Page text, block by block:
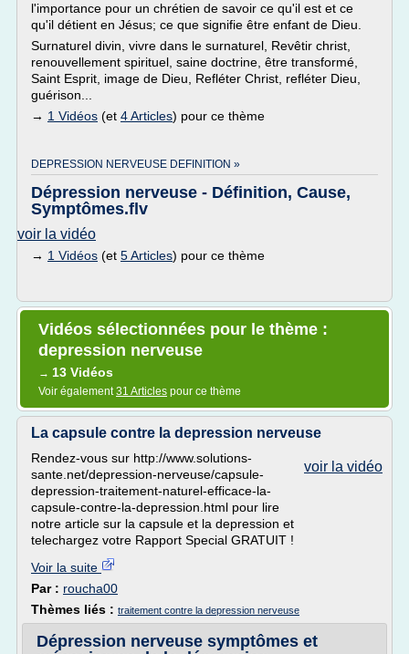
l'importance pour un chrétien de savoir ce qu'il est et ce
qu'il détient en Jésus; ce que signifie être enfant de Dieu.
Surnaturel divin, vivre dans le surnaturel, Revêtir christ,
renouvellement spirituel, saine doctrine, être transformé,
Saint Esprit, image de Dieu, Refléter Christ, refléter Dieu,
guérison...
→ 1 Vidéos (et 4 Articles) pour ce thème
DEPRESSION NERVEUSE DEFINITION »
Dépression nerveuse - Définition, Cause,
Symptômes.flv
voir la vidéo
→ 1 Vidéos (et 5 Articles) pour ce thème
Vidéos sélectionnées pour le thème :
depression nerveuse
→ 13 Vidéos
Voir également31 Articles pour ce thème
La capsule contre la depression nerveuse
voir la vidéo
Rendez-vous sur http://www.solutions-
sante.net/depression-nerveuse/capsule-
depression-traitement-naturel-efficace-la-
capsule-contre-la-depression.html pour lire
notre article sur la capsule et la depression et
telechargez votre Rapport Special GRATUIT !
Voir la suite
Par : roucha00
Thèmes liés : traitement contre la depression nerveuse
Dépression nerveuse symptômes et